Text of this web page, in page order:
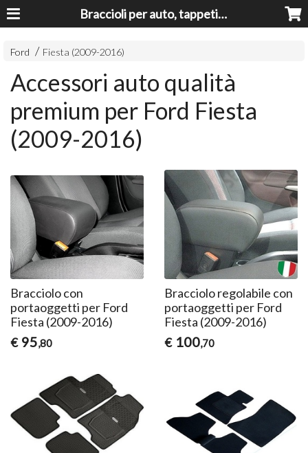
Braccioli per auto, tappeti auto, accessori auto MADE IN ITALY - Armrests, Mittelarmlehnen, Accoundoirs
Ford Fiesta (2009-2016)
Accessori auto qualità
premium per Ford Fiesta
(2009-2016)
Bracciolo con
portaoggetti per Ford
Fiesta (2009-2016)
€ 95,80
Bracciolo regolabile con
portaoggetti per Ford
Fiesta (2009-2016)
€ 100,70